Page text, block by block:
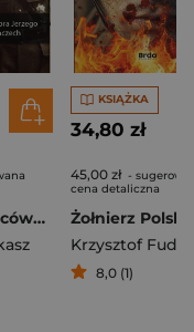
Berlińska placówka wywiadowcza „In.3” (1926 - 1934). Oddział II i działalność majora Jerzego Sosnowskiego w Niemczech
KSIĄŻKA
34,80 zł
45,00 zł -
cena detaliczna
Krzysztof
8,0 (1)